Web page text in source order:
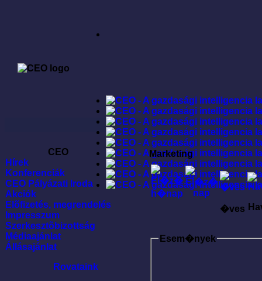
CEO
Hírek
Konferenciák
CEO Pályázati Iroda
Akciók
Elõfizetés, megrendelés
Impresszum
Szerkesztõbizottság
Médiaajánlat
Állásajánlat
Rovataink
Marketing
�ves
Esem�nyek